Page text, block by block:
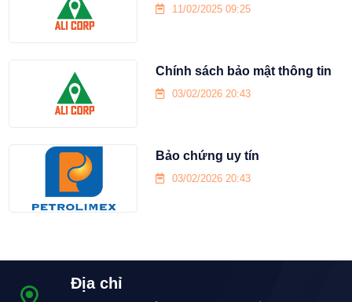
11/02/2025 09:25
Chính sách bảo mật thông tin
03/02/2026 20:43
Bảo chứng uy tín
03/02/2026 20:43
Địa chỉ